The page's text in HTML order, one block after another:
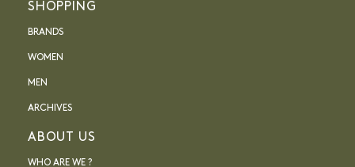
SHOPPING
BRANDS
WOMEN
MEN
ARCHIVES
ABOUT US
WHO ARE WE ?